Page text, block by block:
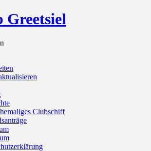
Greetsiel
Clubschiff